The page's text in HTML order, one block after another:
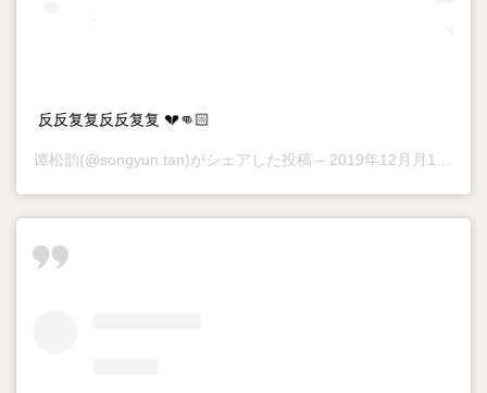
反反复复反反复复 💔👊🏻
谭松韵(@songyun.tan)がシェアした投稿 – 2019年12月月10日午前6時34分PST